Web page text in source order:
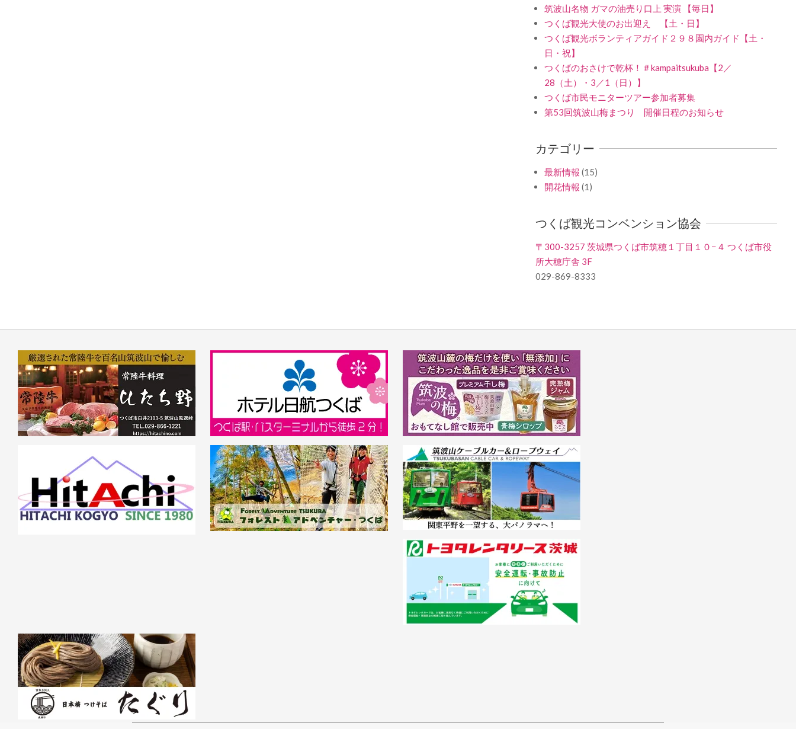
筑波山名物 ガマの油売り口上 実演 【毎日】
つくば観光大使のお出迎え 【土・日】
つくば観光ボランティアガイド２９８園内ガイド【土・
日・祝】
つくばのおさけで乾杯！＃kampaitsukuba【2／
28（土）・3／1（日）】
つくば市民モニターツアー参加者募集
第53回筑波山梅まつり 開催日程のお知らせ
カテゴリー
最新情報 (15)
開花情報 (1)
つくば観光コンベンション協会
〒300-3257 茨城県つくば市筑穂１丁目１０−４ つくば市役
所大穂庁舎 3F
029-869-8333